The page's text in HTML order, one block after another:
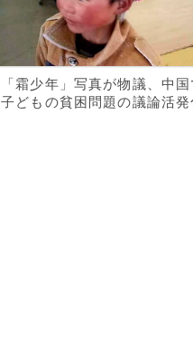
「霜少年」写真が物議、中国
子どもの貧困問題の議論活発